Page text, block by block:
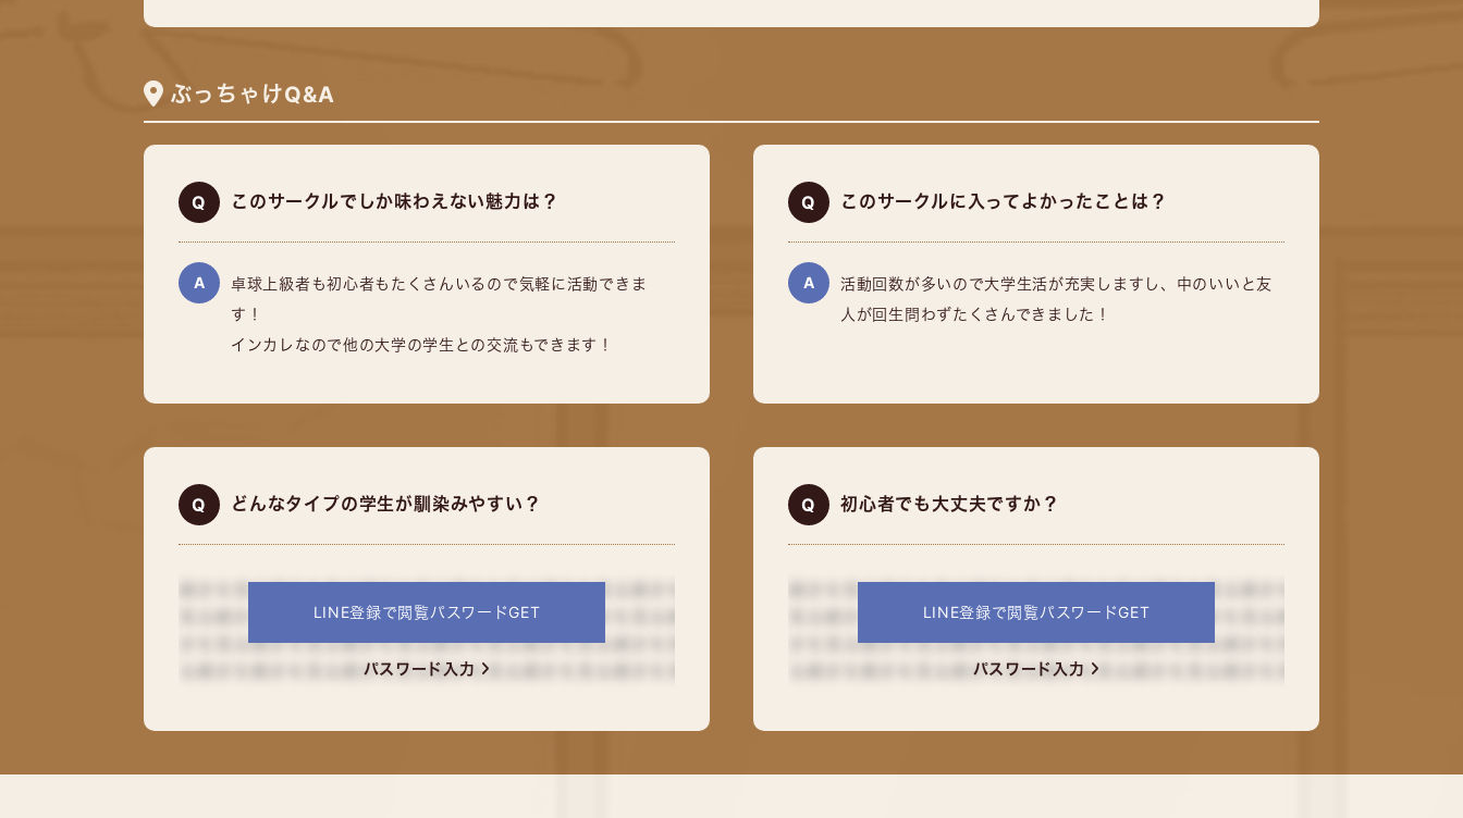
ぶっちゃけQ&A
このサークルでしか味わえない魅力は？
卓球上級者も初心者もたくさんいるので気軽に活動できま
す！
インカレなので他の大学の学生との交流もできます！
このサークルに入ってよかったことは？
活動回数が多いので大学生活が充実しますし、中のいいと友
人が回生問わずたくさんできました！
どんなタイプの学生が馴染みやすい？
LINE登録で閲覧パスワードGET
パスワード入力
初心者でも大丈夫ですか？
LINE登録で閲覧パスワードGET
パスワード入力